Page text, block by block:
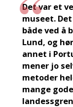
Det var et
museet.
både ved å
Lund, og
annet i
mener jo
metoder
mange